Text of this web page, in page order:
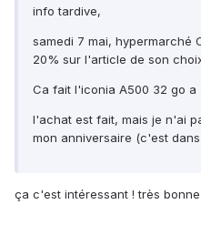
info tardive,
samedi 7 mai, hypermarché
20% sur l'article de son
Ca fait l'iconia A500 32 go a
l'achat est fait, mais je n'ai
mon anniversaire (c'est
ça c'est intéressant ! très